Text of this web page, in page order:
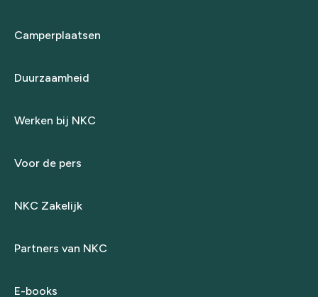
Camperplaatsen
Duurzaamheid
Werken bij NKC
Voor de pers
NKC Zakelijk
Partners van NKC
E-books